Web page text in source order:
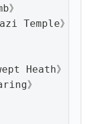
》
Temple》
Heath》
》